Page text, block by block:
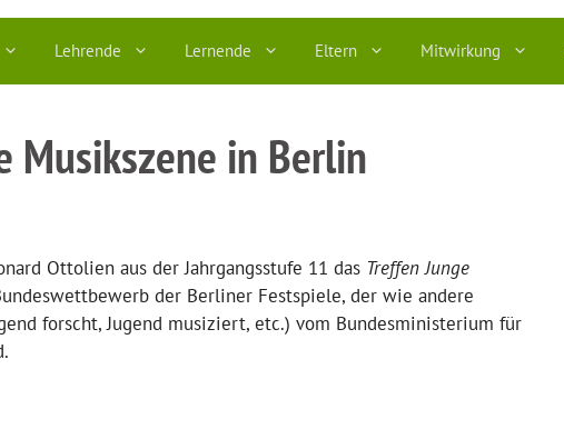
Lehrende Lernende Eltern Mitwirkung
Musikszene in Berlin
Ottolien aus der Jahrgangsstufe 11 das Treffen Junge
der Berliner Festspiele, der wie andere
forscht, Jugend musiziert, etc.) vom Bundesministerium für